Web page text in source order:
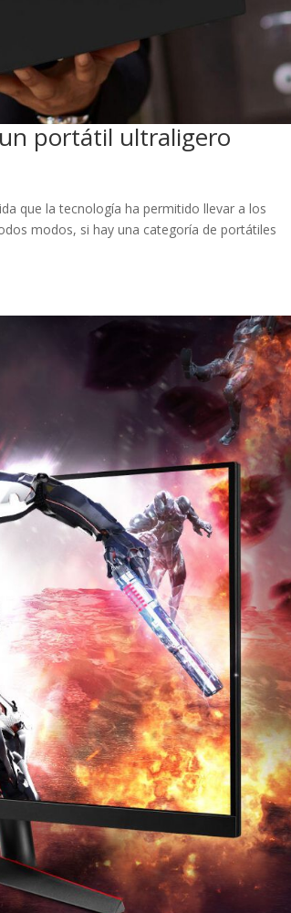
portátil ultraligero
que la tecnología ha permitido llevar a los
modos, si hay una categoría de portátiles